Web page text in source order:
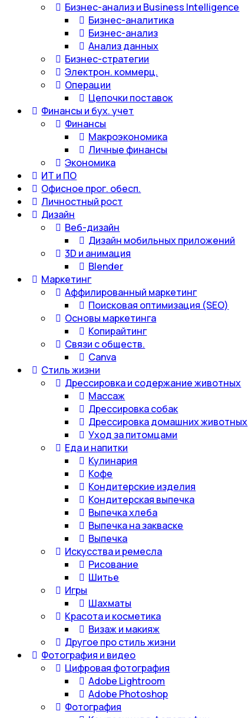
Бизнес-анализ и Business Intelligence
Бизнес-аналитика
Бизнес-анализ
Анализ данных
Бизнес-стратегии
Электрон. коммерц.
Операции
Цепочки поставок
Финансы и бух. учет
Финансы
Макроэкономика
Личные финансы
Экономика
ИТ и ПО
Офисное прог. обесп.
Личностный рост
Дизайн
Веб-дизайн
Дизайн мобильных приложений
3D и анимация
Blender
Маркетинг
Аффилированный маркетинг
Поисковая оптимизация (SEO)
Основы маркетинга
Копирайтинг
Связи с обществ.
Canva
Стиль жизни
Дрессировка и содержание животных
Массаж
Дрессировка собак
Дрессировка домашних животных
Уход за питомцами
Еда и напитки
Кулинария
Кофе
Кондитерские изделия
Кондитерская выпечка
Выпечка хлеба
Выпечка на закваске
Выпечка
Искусства и ремесла
Рисование
Шитье
Игры
Шахматы
Красота и косметика
Визаж и макияж
Другое про стиль жизни
Фотография и видео
Цифровая фотография
Adobe Lightroom
Adobe Photoshop
Фотография